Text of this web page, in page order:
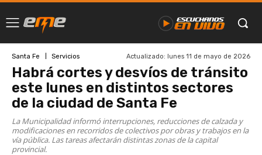
Santa Fe Servicios Actualizado: lunes 11 de mayo de 2026
Habrá cortes y desvíos de tránsito
este lunes en distintos sectores
de la ciudad de Santa Fe
La Municipalidad informó interrupciones, reducciones de calzada y
modificaciones en recorridos de colectivos por obras y trabajos en la
vía pública. Las tareas afectarán distintas zonas de la capital
provincial.